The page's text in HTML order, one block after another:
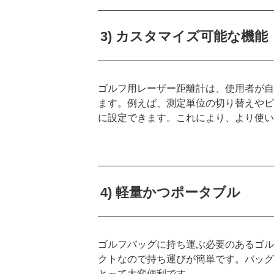
3) カスタマイズ可能な機能
ゴルフ用レーザー距離計は、使用者が
ます。例えば、測定単位の切り替えや
に設定できます。これにより、より使
4) 軽量かつポータブル
ゴルフバッグに持ち運ぶ必要のあるゴ
クトなので持ち運びが簡単です。バッ